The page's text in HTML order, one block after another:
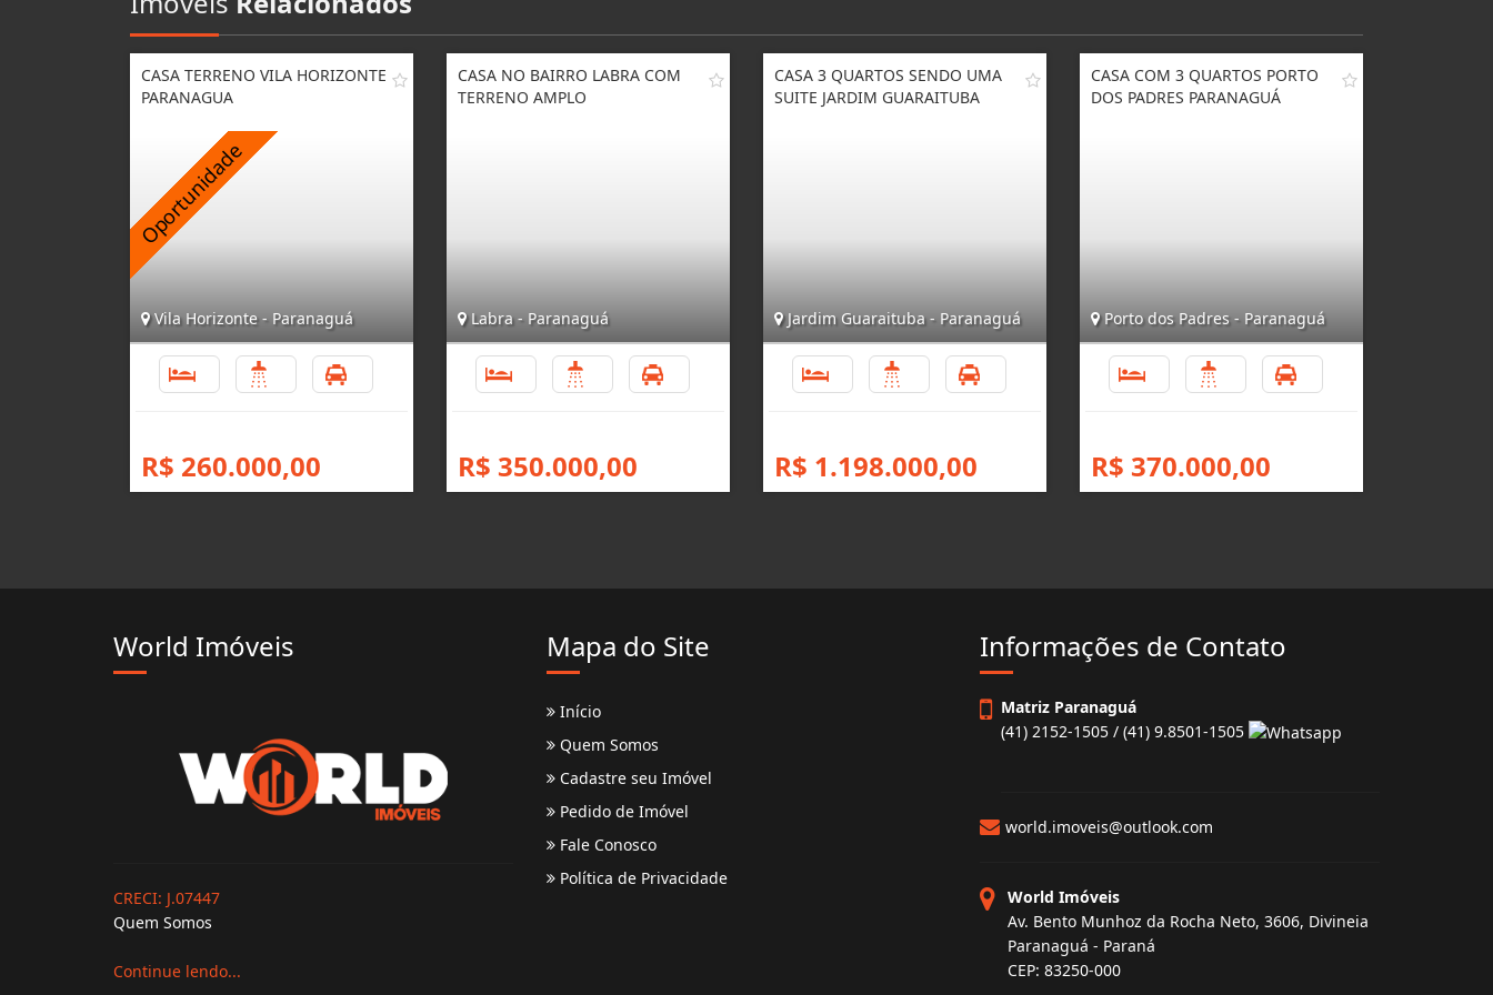
CASA TERRENO VILA HORIZONTE
PARANAGUA
Vila Horizonte - Paranaguá
R$ 260.000,00
CASA NO BAIRRO LABRA COM
TERRENO AMPLO
Labra - Paranaguá
R$ 350.000,00
CASA 3 QUARTOS SENDO UMA
SUITE JARDIM GUARAITUBA
Jardim Guaraituba - Paranaguá
R$ 1.198.000,00
CASA COM 3 QUARTOS PORTO
DOS PADRES PARANAGUÁ
Porto dos Padres - Paranaguá
R$ 370.000,00
World Imóveis
CRECI: J.07447
Quem Somos
Continue lendo...
Mapa do Site
Início
Quem Somos
Cadastre seu Imóvel
Pedido de Imóvel
Fale Conosco
Política de Privacidade
Informações de Contato
Matriz Paranaguá
(41) 2152-1505 / (41) 9.8501-1505
world.imoveis@outlook.com
World Imóveis
Av. Bento Munhoz da Rocha Neto, 3606, Divineia
Paranaguá - Paraná
CEP: 83250-000